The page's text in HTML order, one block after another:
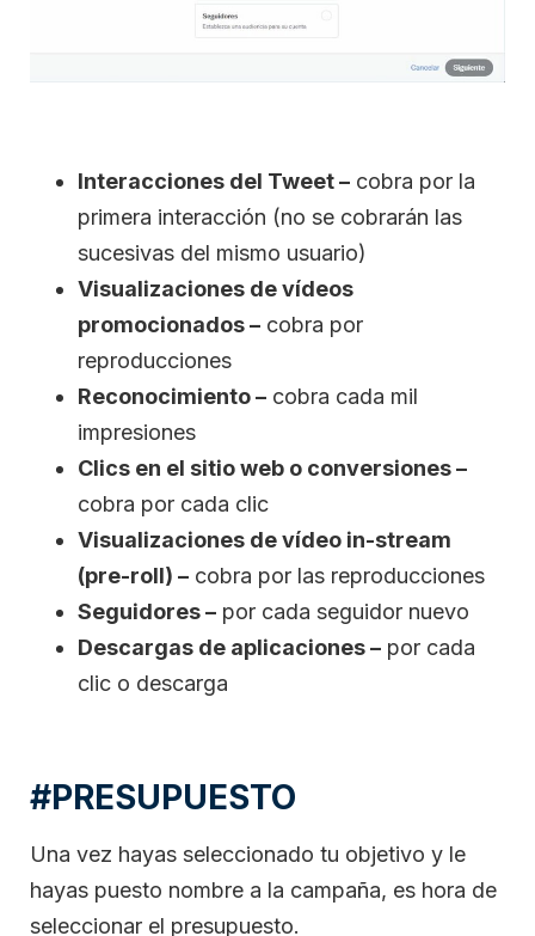
Interacciones del Tweet – cobra por la
primera interacción (no se cobrarán las
sucesivas del mismo usuario)
Visualizaciones de vídeos
promocionados – cobra por
reproducciones
Reconocimiento – cobra cada mil
impresiones
Clics en el sitio web o conversiones –
cobra por cada clic
Visualizaciones de vídeo in-stream
(pre-roll) – cobra por las reproducciones
Seguidores – por cada seguidor nuevo
Descargas de aplicaciones – por cada
clic o descarga
#PRESUPUESTO
Una vez hayas seleccionado tu objetivo y le
hayas puesto nombre a la campaña, es hora de
seleccionar el presupuesto.